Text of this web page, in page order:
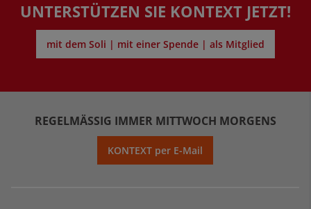
UNTERSTÜTZEN SIE KONTEXT JETZT!
mit dem Soli | mit einer Spende | als Mitglied
REGELMÄSSIG IMMER MITTWOCH MORGENS
KONTEXT per E-Mail